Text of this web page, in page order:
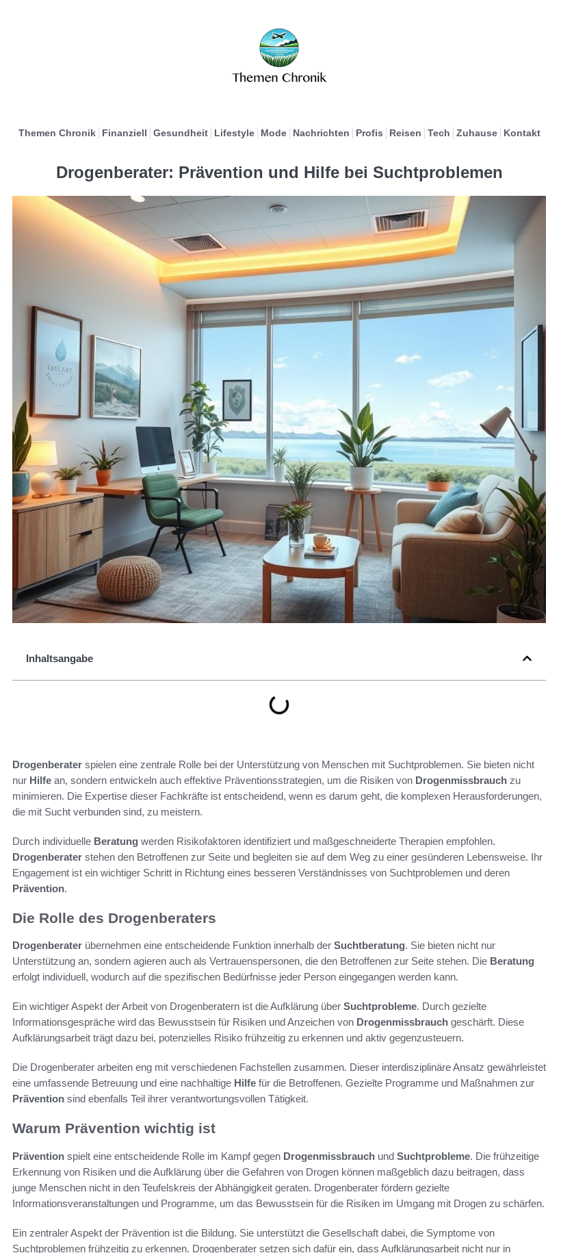
Themen Chronik Finanziell Gesundheit Lifestyle Mode Nachrichten Profis Reisen Tech Zuhause Kontakt
Drogenberater: Prävention und Hilfe bei Suchtproblemen
Inhaltsangabe
Drogenberater spielen eine zentrale Rolle bei der Unterstützung von Menschen mit Suchtproblemen. Sie bieten nicht
nur Hilfe an, sondern entwickeln auch effektive Präventionsstrategien, um die Risiken von Drogenmissbrauch zu
minimieren. Die Expertise dieser Fachkräfte ist entscheidend, wenn es darum geht, die komplexen Herausforderungen,
die mit Sucht verbunden sind, zu meistern.
Durch individuelle Beratung werden Risikofaktoren identifiziert und maßgeschneiderte Therapien empfohlen.
Drogenberater stehen den Betroffenen zur Seite und begleiten sie auf dem Weg zu einer gesünderen Lebensweise. Ihr
Engagement ist ein wichtiger Schritt in Richtung eines besseren Verständnisses von Suchtproblemen und deren
Prävention.
Die Rolle des Drogenberaters
Drogenberater übernehmen eine entscheidende Funktion innerhalb der Suchtberatung. Sie bieten nicht nur
Unterstützung an, sondern agieren auch als Vertrauenspersonen, die den Betroffenen zur Seite stehen. Die Beratung
erfolgt individuell, wodurch auf die spezifischen Bedürfnisse jeder Person eingegangen werden kann.
Ein wichtiger Aspekt der Arbeit von Drogenberatern ist die Aufklärung über Suchtprobleme. Durch gezielte
Informationsgespräche wird das Bewusstsein für Risiken und Anzeichen von Drogenmissbrauch geschärft. Diese
Aufklärungsarbeit trägt dazu bei, potenzielles Risiko frühzeitig zu erkennen und aktiv gegenzusteuern.
Die Drogenberater arbeiten eng mit verschiedenen Fachstellen zusammen. Dieser interdisziplinäre Ansatz gewährleistet
eine umfassende Betreuung und eine nachhaltige Hilfe für die Betroffenen. Gezielte Programme und Maßnahmen zur
Prävention sind ebenfalls Teil ihrer verantwortungsvollen Tätigkeit.
Warum Prävention wichtig ist
Prävention spielt eine entscheidende Rolle im Kampf gegen Drogenmissbrauch und Suchtprobleme. Die frühzeitige
Erkennung von Risiken und die Aufklärung über die Gefahren von Drogen können maßgeblich dazu beitragen, dass
junge Menschen nicht in den Teufelskreis der Abhängigkeit geraten. Drogenberater fördern gezielte
Informationsveranstaltungen und Programme, um das Bewusstsein für die Risiken im Umgang mit Drogen zu schärfen.
Ein zentraler Aspekt der Prävention ist die Bildung. Sie unterstützt die Gesellschaft dabei, die Symptome von
Suchtproblemen frühzeitig zu erkennen. Drogenberater setzen sich dafür ein, dass Aufklärungsarbeit nicht nur in